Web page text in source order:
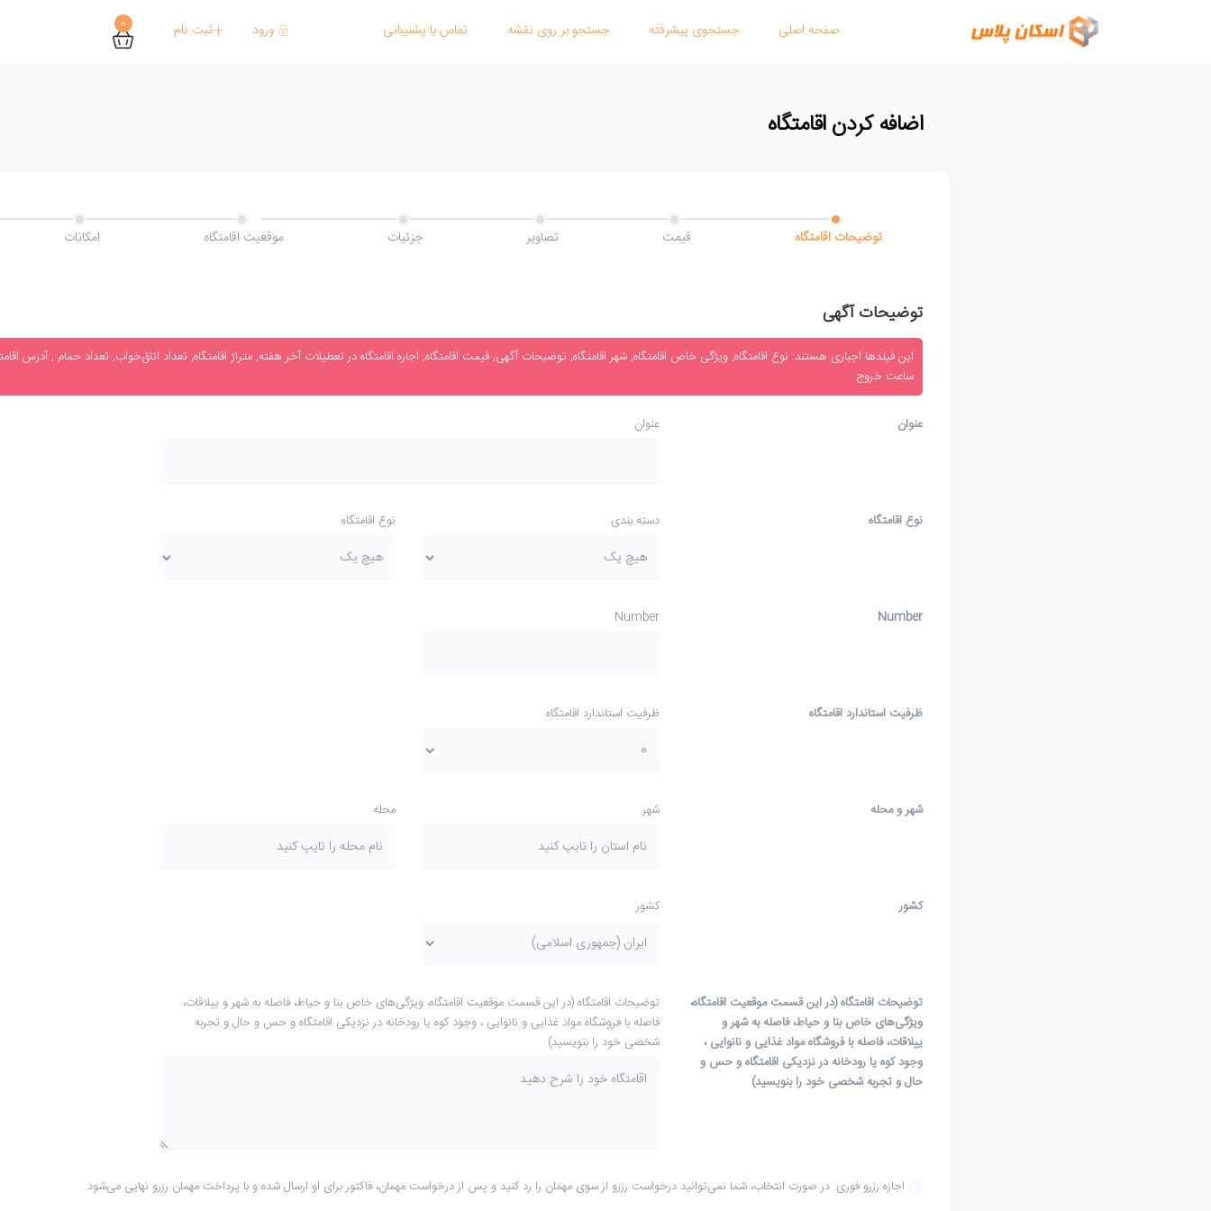
0 ورود ثبت نام صفحه اصلی جستجوی پیشرفته جستجو بر روی نقشه تماس با پشنیبانی
اضافه کردن اقامتگاه
توضیحات اقامتگاه قیمت تصاویر جزئیات موقعیت اقامتگاه امکانات
توضیحات آگهی
این فیلدها اجباری هستند: نوع اقامتگاه, ویژگی خاص اقامتگاه, شهر اقامتگاه, توضیحات آگهی, قیمت اقامتگاه, اجاره اقامتگاه در تعطیلات آخر هفته, متراژ اقامتگاه, تعداد اتاق‌خواب, تعداد حمام , آدرس
ساعت خروج
عنوان عنوان
نوع اقامتگاه دسته بندی نوع اقامتگاه
Number
Number
ظرفیت استاندارد اقامتگاه ظرفیت استاندارد اقامتگاه
شهر و محله شهر محله
کشور کشور
توضیحات اقامتگاه (در این قسمت موقعیت اقامتگاه،
ویژگی‌های خاص بنا و حیاط، فاصله به شهر و
ییلاقات، فاصله با فروشگاه مواد غذایی و نانوایی ،
وجود کوه یا رودخانه در نزدیکی اقامتگاه و حس و
حال و تجربه شخصی خود را بنویسید)
توضیحات اقامتگاه (در این قسمت موقعیت اقامتگاه، ویژگی‌های خاص بنا و حیاط، فاصله به شهر و ییلاقات،
فاصله با فروشگاه مواد غذایی و نانوایی ، وجود کوه یا رودخانه در نزدیکی اقامتگاه و حس و حال و تجربه
شخصی خود را بنویسید)
اجازه رزرو فوری. در صورت انتخاب، شما نمی‌توانید درخواست رزرو از سوی مهمان را رد کنید و پس از درخواست مهمان، فاکتور برای او ارسال شده و با پرداخت مهمان رزرو نهایی می‎‌شود.